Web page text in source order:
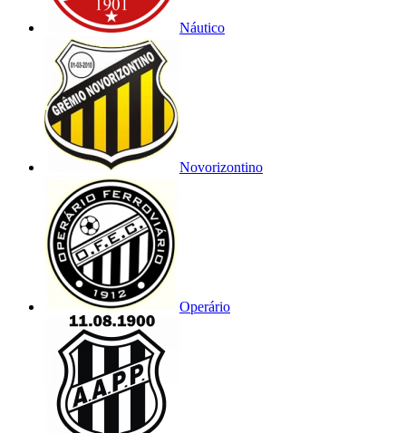
Náutico
Novorizontino
Operário